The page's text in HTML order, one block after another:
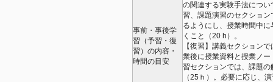
事前・事後学
習（予習・復
習）の内容・
時間の目安
の関連する実験手法につ
習、課題演習のセクショ
るようにし、授業時間中
くこと（20 h）。
【復習】講義セクション
業後に授業資料と授業ノ
習セクションでは、課題
（25ｈ）。必要に応じ、